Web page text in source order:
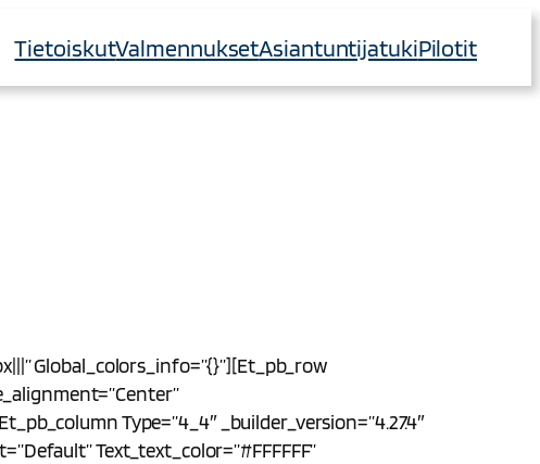
TietoiskutValmennuksetAsiantuntijatukiPilotit
Global_colors_info=”{}”][et_pb_row
Type=”4_4″ _builder_version=”4.27.4″
Text_text_color=”#FFFFFF”